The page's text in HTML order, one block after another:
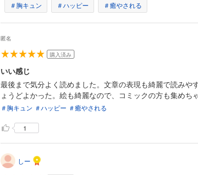
＃胸キュン ＃ハッピー ＃癒やされる
匿名
購入済み
いい感じ
最後まで気分よく読めました。文章の表現も綺麗で読み
ょうどよかった。絵も綺麗なので、コミックの方も集めち
＃胸キュン ＃ハッピー ＃癒やされる
1
しー